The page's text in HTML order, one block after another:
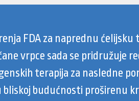
FDA za naprednu ćelijsku
vrpce sada se pridružuje
terapija za nasledne
bliskoj budućnosti proširenu